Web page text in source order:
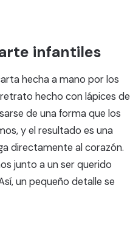
infantiles
hecha a mano por los
hecho con lápices de
de una forma que los
y el resultado es una
directamente al corazón.
junto a un ser querido
un pequeño detalle se